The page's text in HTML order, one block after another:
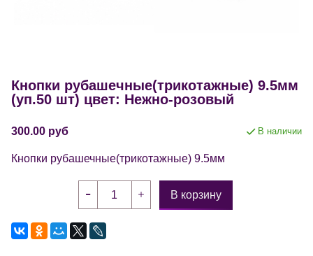
Кнопки рубашечные(трикотажные) 9.5мм
(уп.50 шт) цвет: Нежно-розовый
300.00 руб В наличии
Кнопки рубашечные(трикотажные) 9.5мм
В корзину